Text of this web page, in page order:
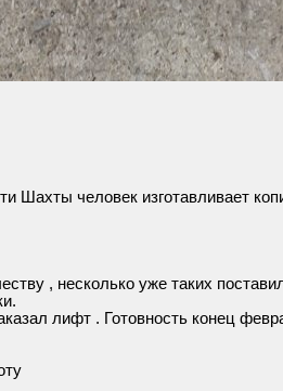
Шахты человек изготавливает
, несколько уже таких
лифт . Готовность конец